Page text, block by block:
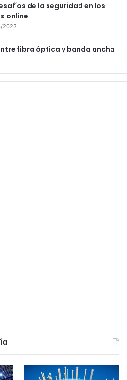
de la seguridad en los
online
2023
fibra óptica y banda ancha